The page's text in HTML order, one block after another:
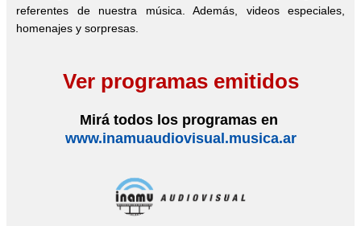
referentes de nuestra música. Además, videos especiales,
homenajes y sorpresas.
Ver programas emitidos
Mirá todos los programas en
www.inamuaudiovisual.musica.ar